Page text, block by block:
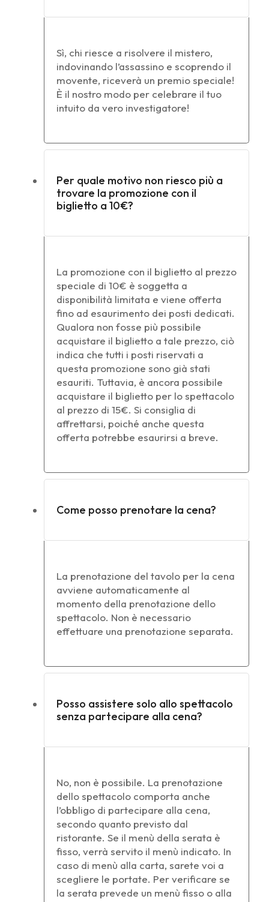
Sì, chi riesce a risolvere il mistero,
indovinando l’assassino e scoprendo il
movente, riceverà un premio speciale!
È il nostro modo per celebrare il tuo
intuito da vero investigatore!
Per quale motivo non riesco più a
trovare la promozione con il
biglietto a 10€?
La promozione con il biglietto al prezzo
speciale di 10€ è soggetta a
disponibilità limitata e viene offerta
fino ad esaurimento dei posti dedicati.
Qualora non fosse più possibile
acquistare il biglietto a tale prezzo, ciò
indica che tutti i posti riservati a
questa promozione sono già stati
esauriti. Tuttavia, è ancora possibile
acquistare il biglietto per lo spettacolo
al prezzo di 15€. Si consiglia di
affrettarsi, poiché anche questa
offerta potrebbe esaurirsi a breve.
Come posso prenotare la cena?
La prenotazione del tavolo per la cena
avviene automaticamente al
momento della prenotazione dello
spettacolo. Non è necessario
effettuare una prenotazione separata.
Posso assistere solo allo spettacolo
senza partecipare alla cena?
No, non è possibile. La prenotazione
dello spettacolo comporta anche
l’obbligo di partecipare alla cena,
secondo quanto previsto dal
ristorante. Se il menù della serata è
fisso, verrà servito il menù indicato. In
caso di menù alla carta, sarete voi a
scegliere le portate. Per verificare se
la serata prevede un menù fisso o alla